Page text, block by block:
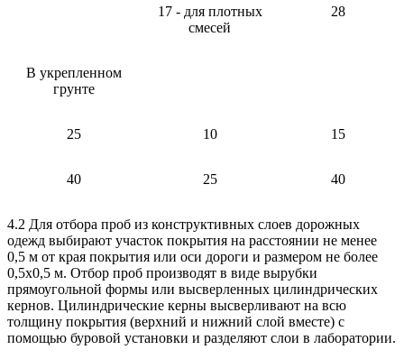
17 - для плотных
смесей
28
В укрепленном
грунте
25 10 15
40 25 40
4.2 Для отбора проб из конструктивных слоев дорожных
одежд выбирают участок покрытия на расстоянии не менее
0,5 м от края покрытия или оси дороги и размером не более
0,5х0,5 м. Отбор проб производят в виде вырубки
прямоугольной формы или высверленных цилиндрических
кернов. Цилиндрические керны высверливают на всю
толщину покрытия (верхний и нижний слой вместе) с
помощью буровой установки и разделяют слои в лаборатории.